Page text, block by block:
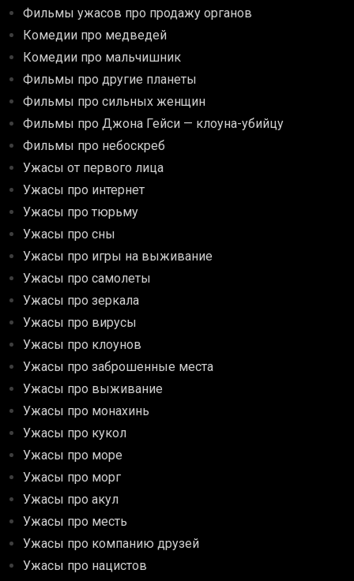
Фильмы ужасов про продажу органов
Комедии про медведей
Комедии про мальчишник
Фильмы про другие планеты
Фильмы про сильных женщин
Фильмы про Джона Гейси — клоуна-убийцу
Фильмы про небоскреб
Ужасы от первого лица
Ужасы про интернет
Ужасы про тюрьму
Ужасы про сны
Ужасы про игры на выживание
Ужасы про самолеты
Ужасы про зеркала
Ужасы про вирусы
Ужасы про клоунов
Ужасы про заброшенные места
Ужасы про выживание
Ужасы про монахинь
Ужасы про кукол
Ужасы про море
Ужасы про морг
Ужасы про акул
Ужасы про месть
Ужасы про компанию друзей
Ужасы про нацистов